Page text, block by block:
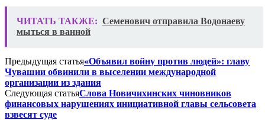
ЧИТАТЬ ТАКЖЕ: Семенович отправила Водонаеву
мыться в ванной
Предыдущая статья«Объявил войну против людей»: главу
Чувашии обвинили в выселении международной
организации из здания
Следующая статьяСлова Новичихинских чиновников
финансовых нарушениях инициативной главы сельсовета
взвесят суде